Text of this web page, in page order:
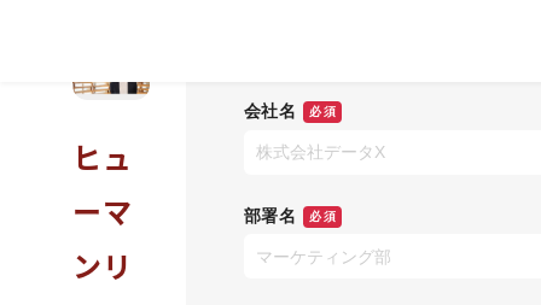
ヒュ
ーマ
ンリ
会社名 必須
部署名 必須